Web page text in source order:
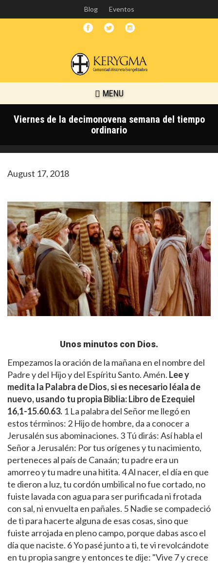
Skip
to
main
Blog Eventos
MENU
Viernes de la decimonovena semana del tiempo
ordinario
August 17, 2018
Unos minutos con Dios.
Empezamos la oración de la mañana en el nombre del
Padre y del Hijo y del Espíritu Santo. Amén. Lee y
medita la Palabra de Dios, si es necesario léala de
nuevo, usando tu propia Biblia:Libro de Ezequiel
16,1-15.60.63. 1 La palabra del Señor me llegó en
estos términos: 2 Hijo de hombre, da a conocer a
Jerusalén sus abominaciones. 3 Tú dirás: Así habla el
Señor a Jerusalén: Por tus orígenes y tu nacimiento,
perteneces al país de Canaán; tu padre era un
amorreo y tu madre una hitita. 4 Al nacer, el día en que
te dieron a luz, tu cordón umbilical no fue cortado, no
fuiste lavada con agua para ser purificada ni frotada
con sal, ni envuelta en pañales. 5 Nadie se compadeció
de ti para hacerte alguna de esas cosas, sino que
fuiste arrojada en pleno campo, porque dabas asco el
día que naciste. 6 Yo pasé junto a ti, te vi revolcándote
en tu propia sangre y entonces te dije: "Vive 7 y crece